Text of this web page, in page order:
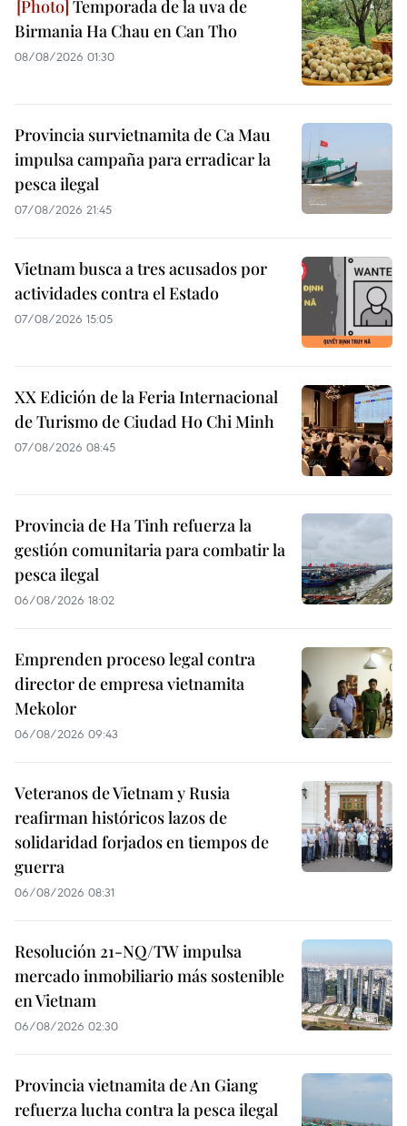
Temporada de la uva de
Birmania Ha Chau en Can Tho
08/08/2026 01:30
Provincia survietnamita de Ca Mau
impulsa campaña para erradicar la
pesca ilegal
07/08/2026 21:45
Vietnam busca a tres acusados por
actividades contra el Estado
07/08/2026 15:05
XX Edición de la Feria Internacional
de Turismo de Ciudad Ho Chi Minh
07/08/2026 08:45
Provincia de Ha Tinh refuerza la
gestión comunitaria para combatir la
pesca ilegal
06/08/2026 18:02
Emprenden proceso legal contra
director de empresa vietnamita
Mekolor
06/08/2026 09:43
Veteranos de Vietnam y Rusia
reafirman históricos lazos de
solidaridad forjados en tiempos de
guerra
06/08/2026 08:31
Resolución 21-NQ/TW impulsa
mercado inmobiliario más sostenible
en Vietnam
06/08/2026 02:30
Provincia vietnamita de An Giang
refuerza lucha contra la pesca ilegal